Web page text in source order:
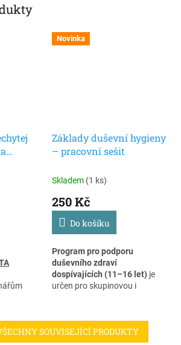
mohou
významů.
Novinka
Základy duševní hygieny
– pracovní sešit
Skladem (1 ks)
250 Kč
Do košíku
Program pro podporu
duševního zdraví
dospívajících (11–16 let) je
určen pro skupinovou i
či jiného průvodce. Lze jej
využít dlouhodobě ve škole
SOUVISEJÍCÍ PRODUKTY